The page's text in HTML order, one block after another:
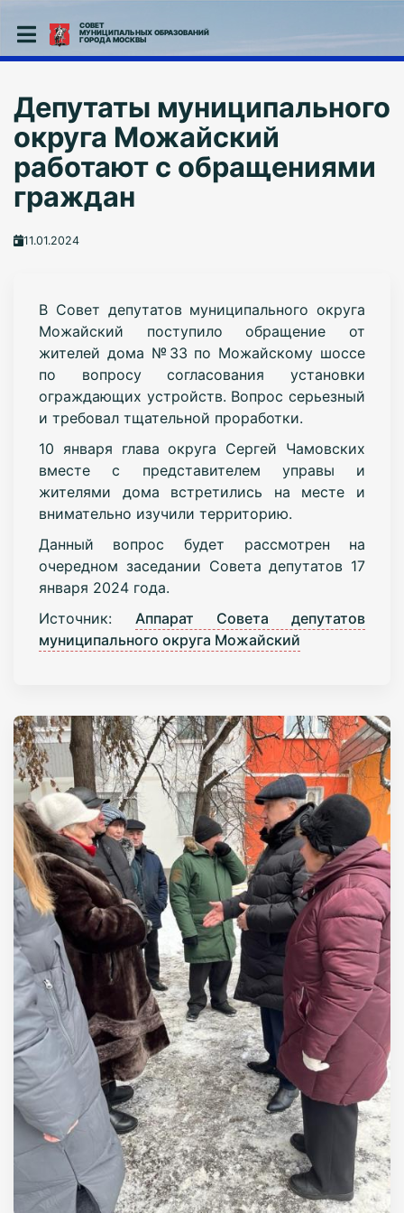
СОВЕТ
МУНИЦИПАЛЬНЫХ ОБРАЗОВАНИЙ
ГОРОДА МОСКВЫ
Депутаты муниципального
округа Можайский
работают с обращениями
граждан
11.01.2024
В Совет депутатов муниципального округа
Можайский поступило обращение от
жителей дома №33 по Можайскому шоссе
по вопросу согласования установки
ограждающих устройств. Вопрос серьезный
и требовал тщательной проработки.
10 января глава округа Сергей Чамовских
вместе с представителем управы и
жителями дома встретились на месте и
внимательно изучили территорию.
Данный вопрос будет рассмотрен на
очередном заседании Совета депутатов 17
января 2024 года.
Источник: Аппарат Совета депутатов
муниципального округа Можайский